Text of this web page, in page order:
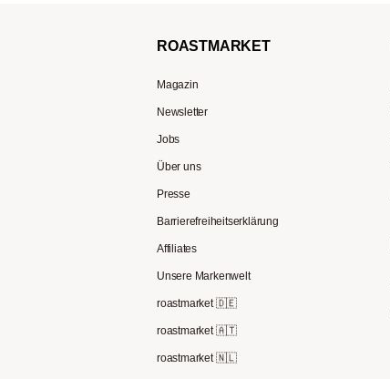
ROASTMARKET
Magazin
Newsletter
Jobs
Über uns
Presse
Barrierefreiheitserklärung
Affiliates
Unsere Markenwelt
roastmarket 🇩🇪
roastmarket 🇦🇹
roastmarket 🇳🇱